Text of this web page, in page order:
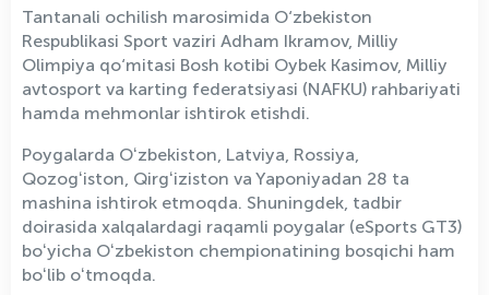
Tantanali ochilish marosimida O‘zbekiston
Respublikasi Sport vaziri Adham Ikramov, Milliy
Olimpiya qo‘mitasi Bosh kotibi Oybek Kasimov, Milliy
avtosport va karting federatsiyasi (NAFKU) rahbariyati
hamda mehmonlar ishtirok etishdi.
Poygalarda Oʻzbekiston, Latviya, Rossiya,
Qozogʻiston, Qirgʻiziston va Yaponiyadan 28 ta
mashina ishtirok etmoqda. Shuningdek, tadbir
doirasida xalqalardagi raqamli poygalar (eSports GT3)
boʻyicha Oʻzbekiston chempionatining bosqichi ham
boʻlib oʻtmoqda.